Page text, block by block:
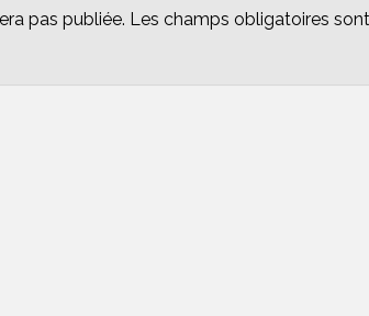
pas publiée. Les champs obligatoires